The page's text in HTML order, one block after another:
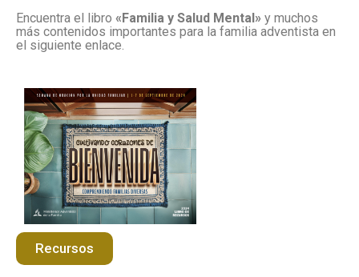
Encuentra el libro «Familia y Salud Mental» y muchos
más contenidos importantes para la familia adventista en
el siguiente enlace.
Recursos